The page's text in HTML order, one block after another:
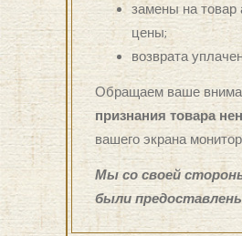
замены на товар
цены;
возврата
Обращаем ваше
признания товара
вашего экрана
Мы со своей
были